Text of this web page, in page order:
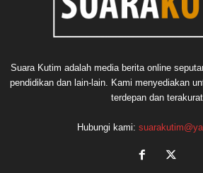
Suara Kutim adalah media berita online
pendidikan dan lain-lain. Kami menyediakan
terdepan dan terakurat.
Hubungi kami: